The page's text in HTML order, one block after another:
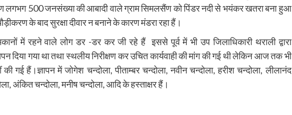
लगभग 500 जनसंख्या की आबादी वाले ग्राम सिमलसैंण को पिंडर नदी से भयंकर खतरा बना हुआ
के बाद सुरक्षा दीवार न बनाने के कारण मंडरा रहा हैं।
में रहने वाले लोग डर -डर कर जी रहे हैं इससे पूर्व में भी उप जिलाधिकारी थराली द्वारा
दिया गया था तथा स्थलीय निरीक्षण कर उचित कार्यवाही की मांग की गई थी लेकिन आज तक भी
गई हैं।ज्ञापन में जोगेश चन्दोला, पीताम्बर चन्दोला, नवीन चन्दोला, हरीश चन्दोला, लीलानंद
अंकित चन्दोला, मनीष चन्दोला, आदि के हस्ताक्षर हैं।